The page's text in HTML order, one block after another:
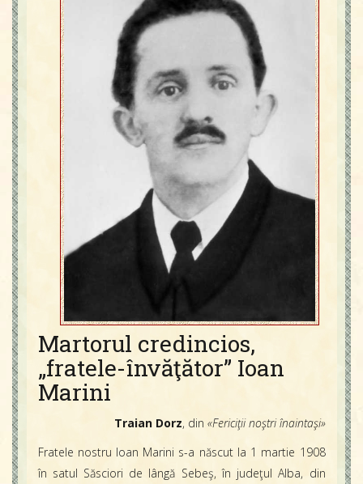
Icoane
Calendar
Glosar
Repere
Contact
Martorul credincios,
„fratele-învăţător” Ioan
Marini
Traian Dorz, din «Fericiţii noştri înaintaşi»
Fratele nostru Ioan Marini s-a născut la 1 martie 1908
în satul Săsciori de lângă Sebeş, în judeţul Alba, din